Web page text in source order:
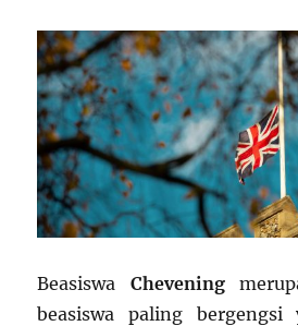
Beasiswa Chevening
beasiswa paling bergengsi